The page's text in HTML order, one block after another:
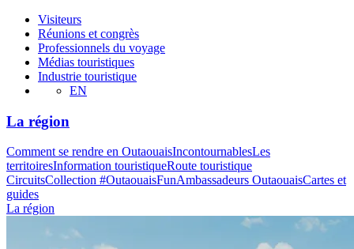
Visiteurs
Réunions et congrès
Professionnels du voyage
Médias touristiques
Industrie touristique
EN
La région
Comment se rendre en OutaouaisIncontournablesLes
territoiresInformation touristiqueRoute touristique
CircuitsCollection #OutaouaisFunAmbassadeurs OutaouaisCartes et
guides
La région